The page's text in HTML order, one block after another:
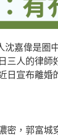
嘉偉是圈
三人的律師
日宣布離婚
密，郭富